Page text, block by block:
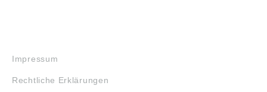
Impressum
Rechtliche Erklärungen